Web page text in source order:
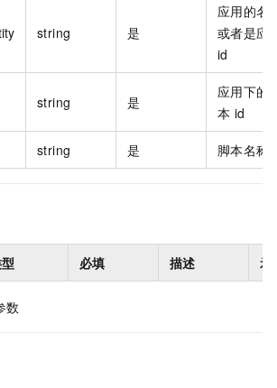
string 是
应用的名
或者是应
id
string 是
应用下的
本 id
string 是 脚本名称
必填 描述 示
数